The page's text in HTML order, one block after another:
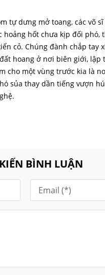
tự dưng mở toang, các võ
hốt chưa kịp đối
cỏ. Chúng đành chắp tay
hoang ở nơi biên giới,
cho một vùng trước kia là
sủa thay dần tiếng vượn
BÌNH LUẬN